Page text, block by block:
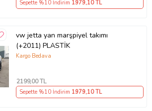
Sepette %10 İndirim 1979,10 TL
vw jetta yan marşpiyel takımı
(+2011) PLASTİK
Kargo Bedava
2199,00 TL
Sepette %10 İndirim 1979,10 TL